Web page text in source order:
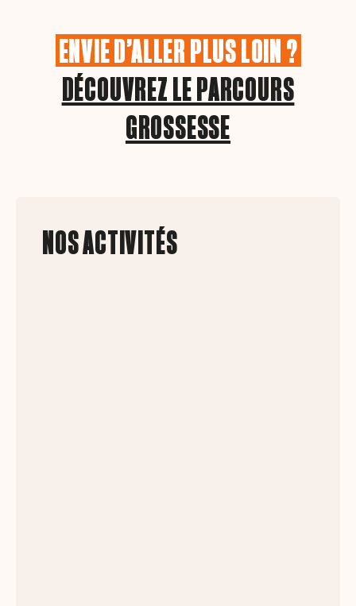
ENVIE D’ALLER PLUS LOIN ?
DÉCOUVREZ LE PARCOURS
GROSSESSE
NOS ACTIVITÉS